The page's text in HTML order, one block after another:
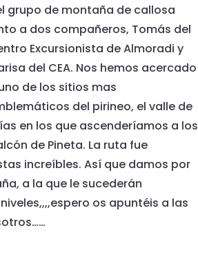
grupo de montaña de callosa
a dos compañeros, Tomás del
Excursionista de Almoradi y
del CEA. Nos hemos acercado
de los sitios mas
del pirineo, el valle de
en los que ascenderíamos a los
de Pineta. La ruta fue
increíbles. Así que damos por
a la que le sucederán
os apuntéis a las